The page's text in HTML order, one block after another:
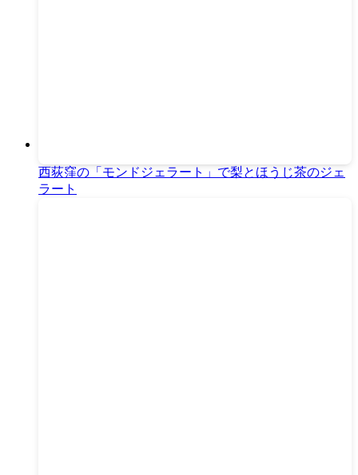
西荻窪の「モンドジェラート」で梨とほうじ茶のジェ
ラート